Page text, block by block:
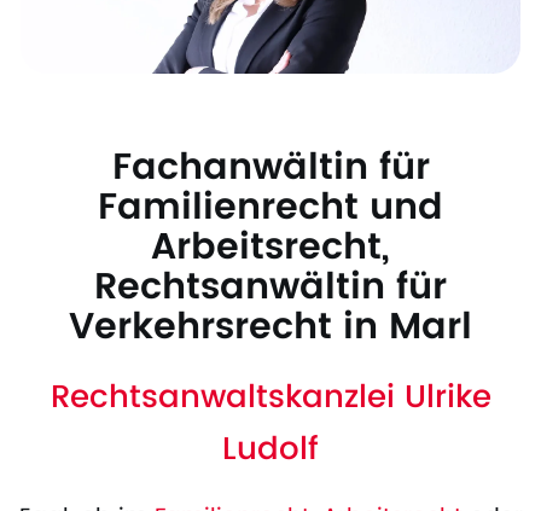
Fachanwältin für
Familienrecht und
Arbeitsrecht,
Rechtsanwältin für
Verkehrsrecht in Marl
Rechtsanwaltskanzlei Ulrike
Ludolf